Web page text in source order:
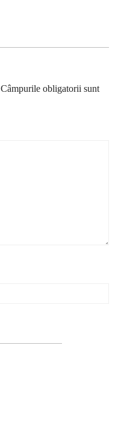
Câmpurile obligatorii sunt